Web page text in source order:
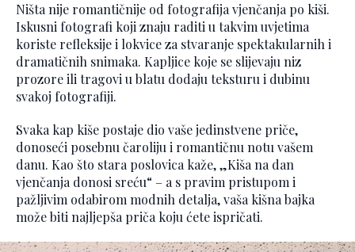
Ništa nije romantičnije od fotografija vjenčanja po kiši.
Iskusni fotografi koji znaju raditi u takvim uvjetima
koriste refleksije i lokvice za stvaranje spektakularnih i
dramatičnih snimaka. Kapljice koje se slijevaju niz
prozore ili tragovi u blatu dodaju teksturu i dubinu
svakoj fotografiji.
Svaka kap kiše postaje dio vaše jedinstvene priče,
donoseći posebnu čaroliju i romantičnu notu vašem
danu. Kao što stara poslovica kaže, „Kiša na dan
vjenčanja donosi sreću“ – a s pravim pristupom i
pažljivim odabirom modnih detalja, vaša kišna bajka
može biti najljepša priča koju ćete ispričati.